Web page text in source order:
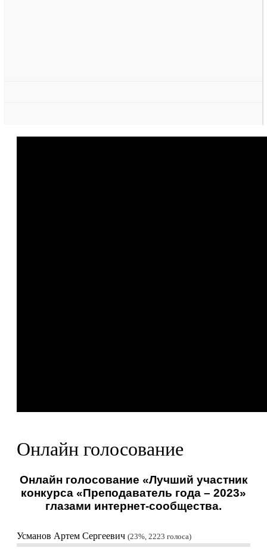
Онлайн голосование
Онлайн голосование «Лучший участник
конкурса «Преподаватель года – 2023»
глазами интернет-сообщества.
Усманов Артем Сергеевич 23%, 2223 голоса